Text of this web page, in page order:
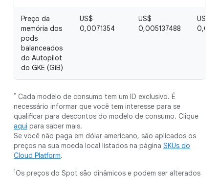
Preço da
memória dos
pods
balanceados
do Autopilot
do GKE (GiB)
US$
0,0071354
US$
0,005137488
US$
* Cada modelo de consumo tem um ID exclusivo. É
necessário informar que você tem interesse para se
qualificar para descontos do modelo de consumo. Clique
aqui para saber mais.
Se você não paga em dólar americano, são aplicados os
preços na sua moeda local listados na página SKUs do
Cloud Platform.
1Os preços do Spot são dinâmicos e podem ser alterados